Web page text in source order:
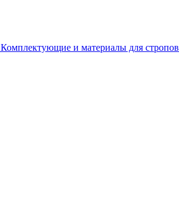
Комплектующие и материалы для стропов